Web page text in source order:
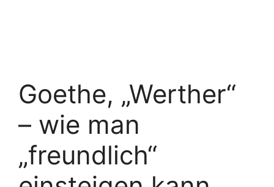
Goethe, „Werther“
– wie man
„freundlich“